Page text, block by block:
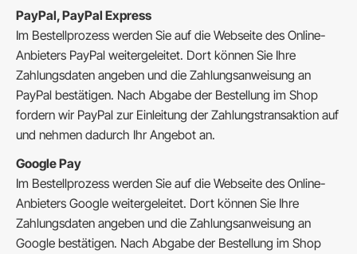
PayPal, PayPal Express
Im Bestellprozess werden Sie auf die Webseite des Online-
Anbieters PayPal weitergeleitet. Dort können Sie Ihre
Zahlungsdaten angeben und die Zahlungsanweisung an
PayPal bestätigen. Nach Abgabe der Bestellung im Shop
fordern wir PayPal zur Einleitung der Zahlungstransaktion auf
und nehmen dadurch Ihr Angebot an.
Google Pay
Im Bestellprozess werden Sie auf die Webseite des Online-
Anbieters Google weitergeleitet. Dort können Sie Ihre
Zahlungsdaten angeben und die Zahlungsanweisung an
Google bestätigen. Nach Abgabe der Bestellung im Shop